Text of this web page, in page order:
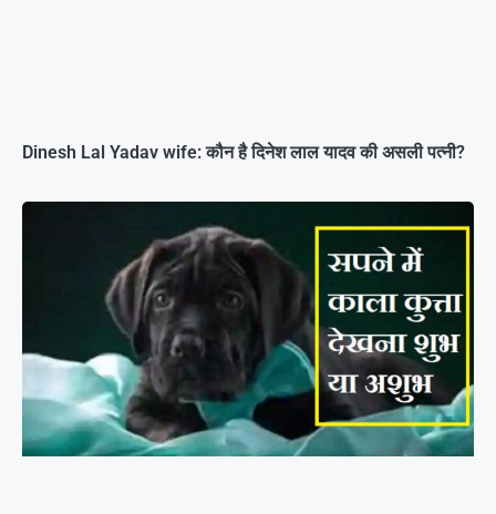
Dinesh Lal Yadav wife: कौन है दिनेश लाल यादव की असली पत्नी?